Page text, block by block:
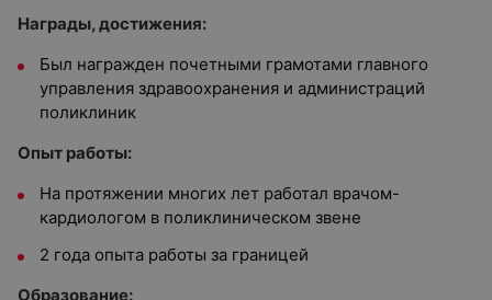
Награды, достижения:
Был награжден почетными грамотами главного
управления здравоохранения и администраций
поликлиник
Опыт работы:
На протяжении многих лет работал врачом-
кардиологом в поликлиническом звене
2 года опыта работы за границей
Образование: